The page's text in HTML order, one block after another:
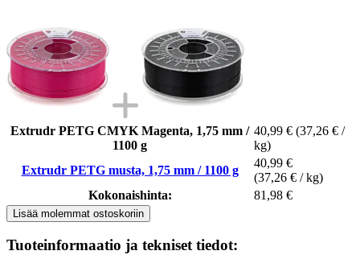
Extrudr PETG CMYK Magenta, 1,75 mm /
1100 g
40,99 € (37,26 € /
kg)
Extrudr PETG musta, 1,75 mm / 1100 g
40,99 €
(37,26 € / kg)
Kokonaishinta:
81,98 €
Lisää molemmat ostoskoriin
Tuoteinformaatio ja tekniset tiedot: